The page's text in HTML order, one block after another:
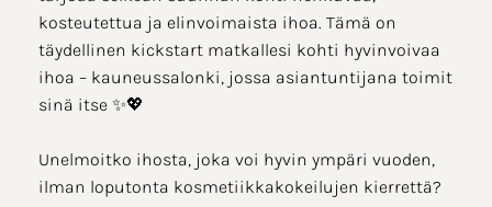
kosteutettua ja elinvoimaista ihoa. Tämä on
täydellinen kickstart matkallesi kohti hyvinvoivaa
ihoa – kauneussalonki, jossa asiantuntijana toimit
sinä itse ✨💖
Unelmoitko ihosta, joka voi hyvin ympäri vuoden,
ilman loputonta kosmetiikkakokeilujen kierrettä?